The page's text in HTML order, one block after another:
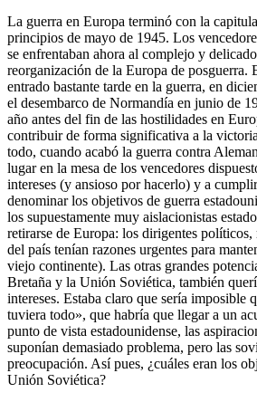
La guerra en Europa terminó con la
principios de mayo de 1945. Los
se enfrentaban ahora al complejo y
reorganización de la Europa de posguerra.
entrado bastante tarde en la guerra, en
el desembarco de Normandía en junio de
año antes del fin de las hostilidades en
contribuir de forma significativa a la
todo, cuando acabó la guerra contra
lugar en la mesa de los vencedores
intereses (y ansioso por hacerlo) y a
denominar los objetivos de guerra
los supuestamente muy aislacionistas
retirarse de Europa: los dirigentes
del país tenían razones urgentes para
viejo continente). Las otras grandes
Bretaña y la Unión Soviética, también
intereses. Estaba claro que sería imposible
tuviera todo», que habría que llegar a un
punto de vista estadounidense, las
suponían demasiado problema, pero las
preocupación. Así pues, ¿cuáles eran los
Unión Soviética?